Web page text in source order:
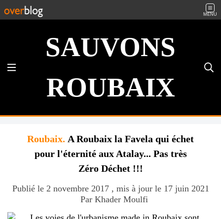
MENU
SAUVONS
ROUBAIX
Roubaix. A Roubaix la Favela qui échet
pour l'éternité aux Atalay... Pas très
Zéro Déchet !!!
Publié le 2 novembre 2017 , mis à jour le 17 juin 2021
Par Khader Moulfi